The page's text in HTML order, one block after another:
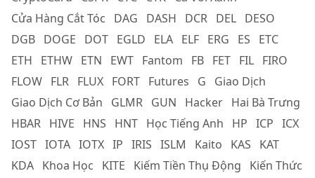
Cửa Hàng Cắt Tóc
DAG DASH DCR DEL DESO
DGB DOGE DOT EGLD ELA ELF ERG ES
ETC
ETH
ETHW ETN EWT Fantom FB FET FIL FIRO
FLOW FLR FLUX FORT Futures G
Giao Dịch
Giao Dịch Cơ Bản
GLMR GUN Hacker Hai Bà Trưng
HBAR HIVE HNS HNT Học Tiếng Anh HP ICP ICX
IOST IOTA IOTX IP IRIS ISLM Kaito KAS
KAT
KDA Khoa Học KITE Kiếm Tiền Thụ Động
Kiến Thức